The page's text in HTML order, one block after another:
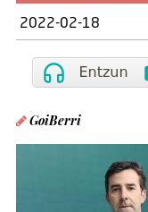
2022-02-18
GoiBerri